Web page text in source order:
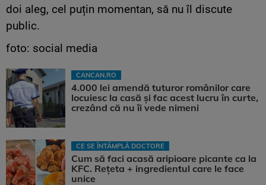
doi aleg, cel puțin momentan, să nu îl discute
public.
foto: social media
CANCAN.RO
4.000 lei amendă tuturor românilor care
locuiesc la casă și fac acest lucru în curte,
crezând că nu îi vede nimeni
CE SE ÎNTÂMPLĂ DOCTORE
Cum să faci acasă aripioare picante ca la
KFC. Rețeta + ingredientul care le face
unice